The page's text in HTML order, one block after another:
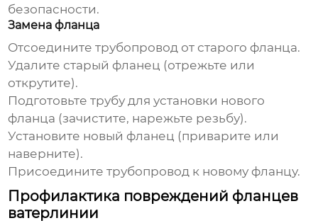
безопасности.
Замена фланца
Отсоедините трубопровод от старого фланца.
Удалите старый фланец (отрежьте или
открутите).
Подготовьте трубу для установки нового
фланца (зачистите, нарежьте резьбу).
Установите новый фланец (приварите или
наверните).
Присоедините трубопровод к новому фланцу.
Профилактика повреждений фланцев
ватерлинии